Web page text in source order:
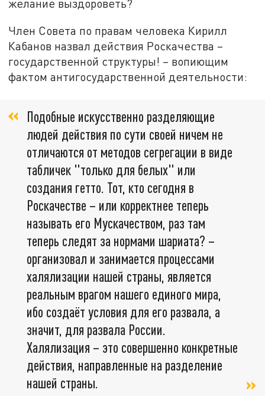
желание выздороветь?
Член Совета по правам человека Кирилл
Кабанов назвал действия Роскачества –
государственной структуры! – вопиющим
фактом антигосударственной деятельности:
Подобные искусственно разделяющие
людей действия по сути своей ничем не
отличаются от методов сегрегации в виде
табличек "только для белых" или
создания гетто. Тот, кто сегодня в
Роскачестве – или корректнее теперь
называть его Мускачеством, раз там
теперь следят за нормами шариата? –
организовал и занимается процессами
халялизации нашей страны, является
реальным врагом нашего единого мира,
ибо создаёт условия для его развала, а
значит, для развала России.
Халялизация – это совершенно конкретные
действия, направленные на разделение
нашей страны.